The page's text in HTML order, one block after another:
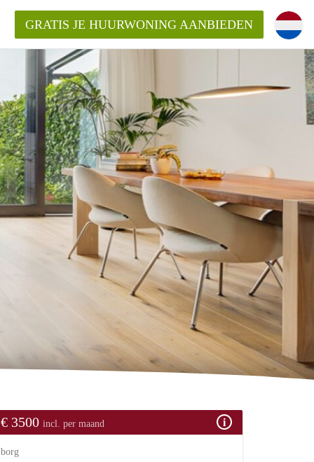
een woning?
sector in Amsterdam?
of appartement in Amsterdam?
GRATIS JE HUURWONING AANBIEDEN
€ 3500 incl. per maand
borg